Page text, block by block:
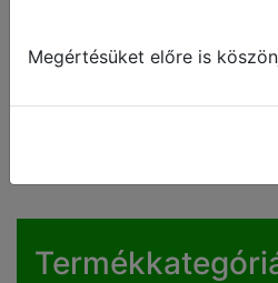
Megértésüket előre is